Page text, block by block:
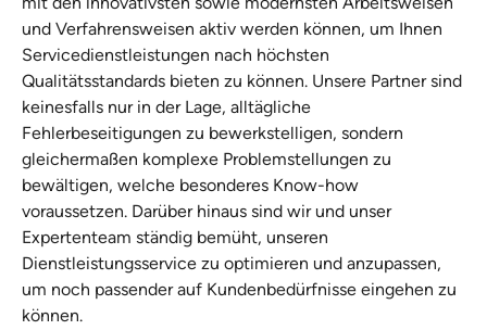
und Verfahrensweisen aktiv werden können, um Ihnen
Servicedienstleistungen nach höchsten
Qualitätsstandards bieten zu können. Unsere Partner sind
keinesfalls nur in der Lage, alltägliche
Fehlerbeseitigungen zu bewerkstelligen, sondern
gleichermaßen komplexe Problemstellungen zu
bewältigen, welche besonderes Know-how
voraussetzen. Darüber hinaus sind wir und unser
Expertenteam ständig bemüht, unseren
Dienstleistungsservice zu optimieren und anzupassen,
um noch passender auf Kundenbedürfnisse eingehen zu
können.